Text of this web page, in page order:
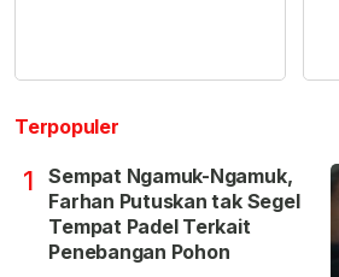
Terpopuler
1
Sempat Ngamuk-Ngamuk,
Farhan Putuskan tak Segel
Tempat Padel Terkait
Penebangan Pohon